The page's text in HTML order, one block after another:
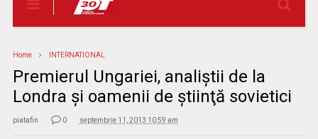
Home INTERNATIONAL
Premierul Ungariei, analiştii de la
Londra şi oamenii de ştiinţă sovietici
piatafin 0 septembrie 11, 2013 10:59 am